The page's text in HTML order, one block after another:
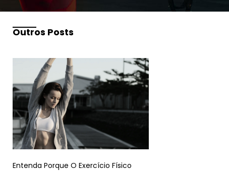
Outros Posts
Entenda Porque O Exercício Físico